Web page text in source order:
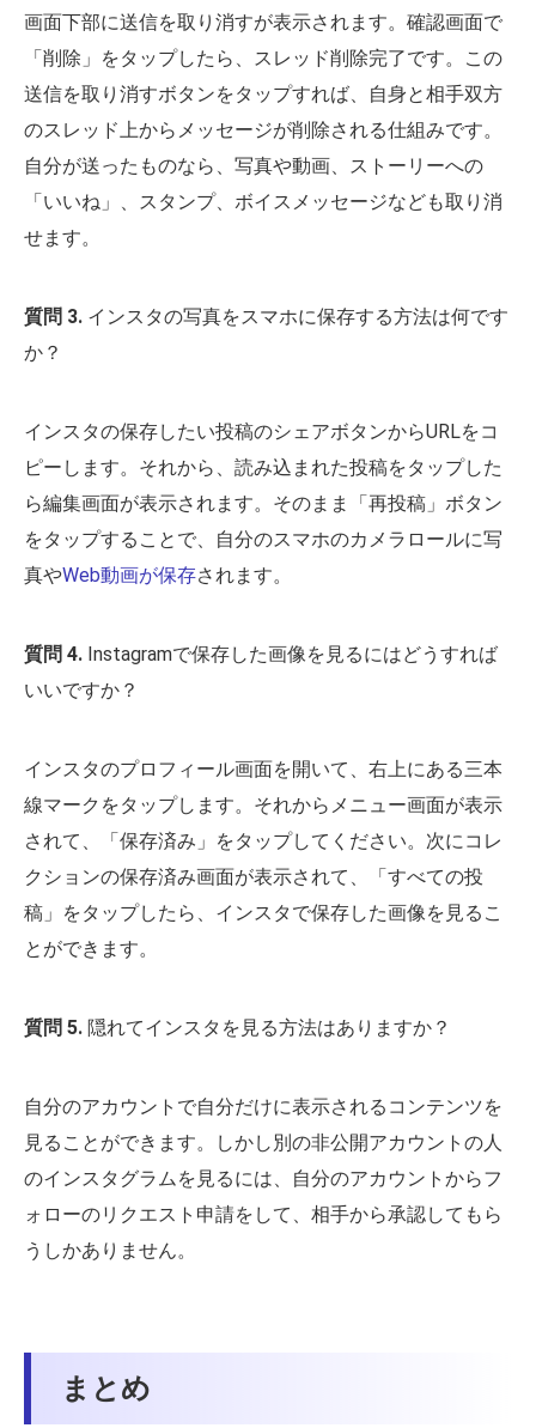
画面下部に送信を取り消すが表示されます。確認画面で
「削除」をタップしたら、スレッド削除完了です。この
送信を取り消すボタンをタップすれば、自身と相手双方
のスレッド上からメッセージが削除される仕組みです。
自分が送ったものなら、写真や動画、ストーリーへの
「いいね」、スタンプ、ボイスメッセージなども取り消
せます。
質問 3. インスタの写真をスマホに保存する方法は何です
か？
インスタの保存したい投稿のシェアボタンからURLをコ
ピーします。それから、読み込まれた投稿をタップした
ら編集画面が表示されます。そのまま「再投稿」ボタン
をタップすることで、自分のスマホのカメラロールに写
真やWeb動画が保存されます。
質問 4. Instagramで保存した画像を見るにはどうすれば
いいですか？
インスタのプロフィール画面を開いて、右上にある三本
線マークをタップします。それからメニュー画面が表示
されて、「保存済み」をタップしてください。次にコレ
クションの保存済み画面が表示されて、「すべての投
稿」をタップしたら、インスタで保存した画像を見るこ
とができます。
質問 5. 隠れてインスタを見る方法はありますか？
自分のアカウントで自分だけに表示されるコンテンツを
見ることができます。しかし別の非公開アカウントの人
のインスタグラムを見るには、自分のアカウントからフ
ォローのリクエスト申請をして、相手から承認してもら
うしかありません。
まとめ